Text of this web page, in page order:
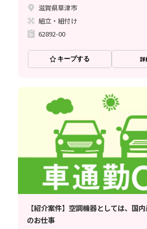
滋賀県草津市
組立・組付け
62892-00
キープする 詳
【紹介案件】空調機器としては、国
のお仕事